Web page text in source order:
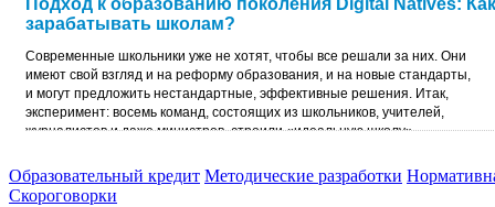
Подход к образованию поколения Digital Natives: Как
зарабатывать школам?
Современные школьники уже не хотят, чтобы все решали за них. Они
имеют свой взгляд и на реформу образования, и на новые стандарты,
и могут предложить нестандартные, эффективные решения. Итак,
эксперимент: восемь команд, состоящих из школьников, учителей,
журналистов и даже министров, строили «идеальную школу».
Образовательный кредит Методические разработки
Скороговорки